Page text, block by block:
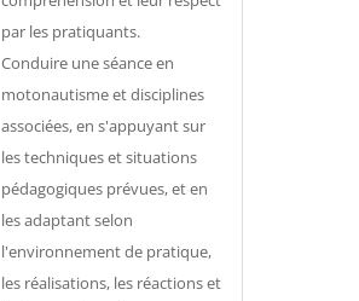
par les pratiquants.
Conduire une séance en
motonautisme et disciplines
associées, en s'appuyant sur
les techniques et situations
pédagogiques prévues, et en
les adaptant selon
l'environnement de pratique,
les réalisations, les réactions et